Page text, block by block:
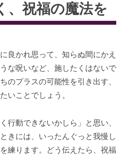
、祝福の魔法を
良かれ思って、知らぬ間にかえ
な呪いなど、施したくはないで
のプラスの可能性を引き出す、
いことでしょう。
行動できないかしら」と思い、
きには、いったんぐっと我慢し
練ります。どう伝えたら、祝福